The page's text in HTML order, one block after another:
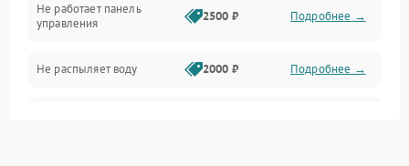
Гигиена
Программное обеспечение
Не работает панель
управления
2500 ₽ Подробнее →
Не распыляет воду 2000 ₽ Подробнее →